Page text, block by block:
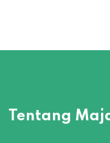
Tentang